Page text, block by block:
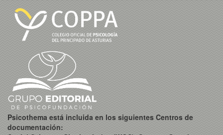
Psicothema está incluida en los siguientes Centros de
documentación: